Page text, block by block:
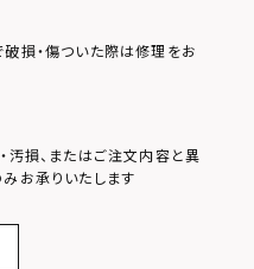
損・傷ついた際は修理をお
汚損、またはご注文内容と異
お承りいたします